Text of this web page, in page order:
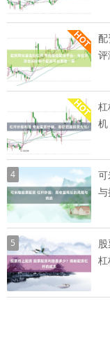
机
4
5
杠